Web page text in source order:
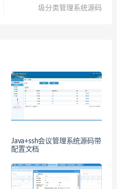
圾分类管理系统源码
Java+ssh会议管理系统源码带
配置文档